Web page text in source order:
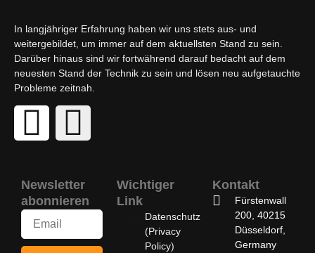
In langjähriger Erfahrung haben wir uns stets aus- und
weitergebildet, um immer auf dem aktuellsten Stand zu sein.
Darüber hinaus sind wir fortwährend darauf bedacht auf dem
neuesten Stand der Technik zu sein und lösen neu aufgetauchte
Probleme zeitnah.
Kontakt
Fürstenwall
200, 40215
Düsseldorf,
Germany
Wichtiger
Link
Datenschutz
(Privacy
Policy)
Newsletter
abonnieren